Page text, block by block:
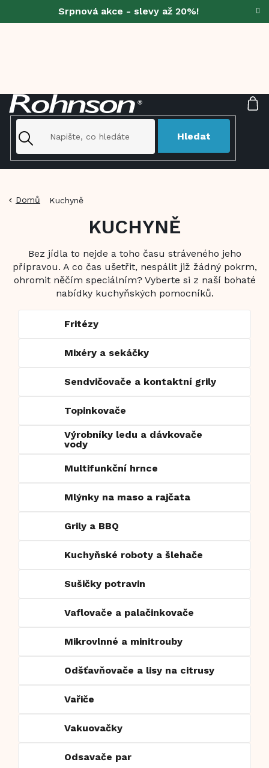
Srpnová akce - slevy až 20%!
Hledat
Domů Kuchyně
KUCHYNĚ
Bez jídla to nejde a toho času stráveného jeho
přípravou. A co čas ušetřit, nespálit již žádný pokrm,
ohromit něčím speciálním? Vyberte si z naší bohaté
nabídky kuchyňských pomocníků.
Fritézy
Mixéry a sekáčky
Sendvičovače a kontaktní grily
Topinkovače
Výrobníky ledu a dávkovače
vody
Multifunkční hrnce
Mlýnky na maso a rajčata
Grily a BBQ
Kuchyňské roboty a šlehače
Sušičky potravin
Vaflovače a palačinkovače
Mikrovlnné a minitrouby
Odšťavňovače a lisy na citrusy
Vařiče
Vakuovačky
Odsavače par